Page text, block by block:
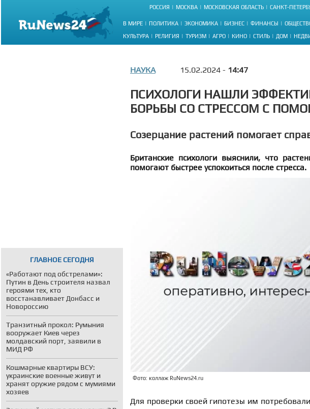
РОССИЯ МОСКВА МОСКОВСКАЯ ОБЛАСТЬ САНКТ-
В МИРЕ ПОЛИТИКА ЭКОНОМИКА БИЗНЕС ФИНАНСЫ
КУЛЬТУРА РЕЛИГИЯ ТУРИЗМ АГРО КИНО СТИЛЬ ДОМ
ГЛАВНОЕ СЕГОДНЯ
«Работают под обстрелами»:
Путин в День строителя назвал
героями тех, кто
восстанавливает Донбасс и
Новороссию
Транзитный прокол: Румыния
вооружает Киев через
молдавский порт, заявили в
МИД РФ
Кошмарные квартиры ВСУ:
украинские военные живут и
хранят оружие рядом с мумиями
хозяев
НАУКА 15.02.2024 - 14:47
ПСИХОЛОГИ НАШЛИ
БОРЬБЫ СО СТРЕССОМ С
Созерцание растений помогает
Британские психологи выяснили, что
помогают быстрее успокоиться после стресса.
Фото: коллаж RuNews24.ru
Для проверки своей гипотезы им